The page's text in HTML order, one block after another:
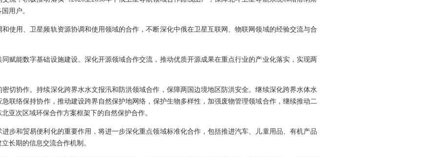
用户。
使用、卫星频轨资源协调和使用领域的合作，不断深化中俄在卫星互联网、物联网领域的经验交流与合
赋能数字基础设施建设。深化开源领域合作交流，推动优质开源成果在重点行业的产业化落实，实现两
切协作。持续深化跨界水水文报汛和防洪领域合作，保障两国边境地区防洪安全。继续深化跨界水体水
联络保持协作，推动建设跨界自然保护地网络，保护生物多样性，加强废物管理领域合作，继续推动二
亚次区域环保合作方案框架下的自然保护合作。
步和贸易便利化的重要作用，将进一步深化重点领域标准化合作，包括推进汽车、儿童用品、有机产品
长期的信息交流合作机制。